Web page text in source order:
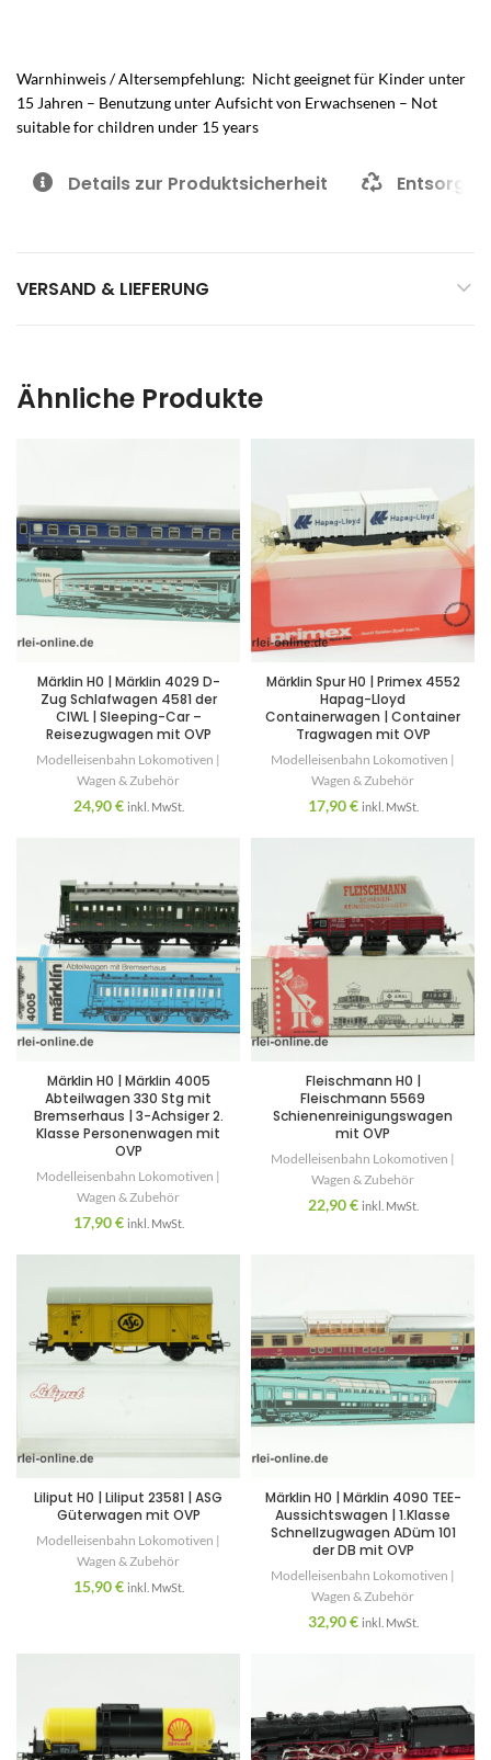
Warnhinweis / Altersempfehlung: Nicht geeignet für Kinder unter
15 Jahren – Benutzung unter Aufsicht von Erwachsenen – Not
suitable for children under 15 years
Details zur Produktsicherheit
VERSAND & LIEFERUNG
Ähnliche Produkte
Märklin H0 | Märklin 4029 D-
Zug Schlafwagen 4581 der
CIWL | Sleeping-Car –
Reisezugwagen mit OVP
Modelleisenbahn Lokomotiven |
Wagen & Zubehör
24,90€ inkl. MwSt.
Märklin Spur H0 | Primex 4552
Hapag-Lloyd
Containerwagen | Container
Tragwagen mit OVP
Modelleisenbahn Lokomotiven |
Wagen & Zubehör
17,90€ inkl. MwSt.
Märklin H0 | Märklin 4005
Abteilwagen 330 Stg mit
Bremserhaus | 3-Achsiger 2.
Klasse Personenwagen mit
OVP
Modelleisenbahn Lokomotiven |
Wagen & Zubehör
17,90€ inkl. MwSt.
Fleischmann H0 |
Fleischmann 5569
Schienenreinigungswagen
mit OVP
Modelleisenbahn Lokomotiven |
Wagen & Zubehör
22,90€ inkl. MwSt.
Liliput H0 | Liliput 23581 | ASG
Güterwagen mit OVP
Modelleisenbahn Lokomotiven |
Wagen & Zubehör
15,90€ inkl. MwSt.
Märklin H0 | Märklin 4090 TEE-
Aussichtswagen | 1.Klasse
Schnellzugwagen ADüm 101
der DB mit OVP
Modelleisenbahn Lokomotiven |
Wagen & Zubehör
32,90€ inkl. MwSt.